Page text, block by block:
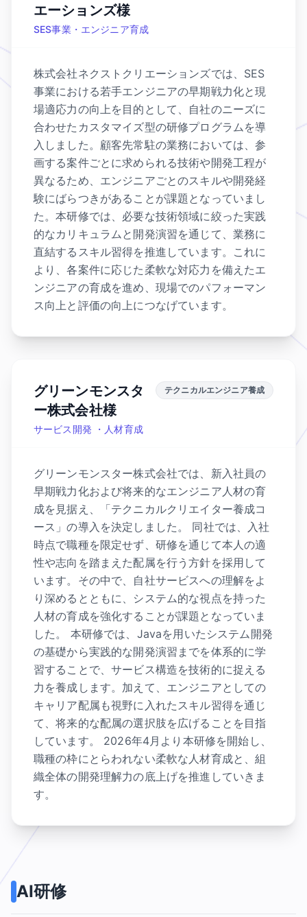
エーションズ様
SES事業・エンジニア育成
株式会社ネクストクリエーションズでは、SES
事業における若手エンジニアの早期戦力化と現
場適応力の向上を目的として、自社のニーズに
合わせたカスタマイズ型の研修プログラムを導
入しました。顧客先常駐の業務においては、参
画する案件ごとに求められる技術や開発工程が
異なるため、エンジニアごとのスキルや開発経
験にばらつきがあることが課題となっていまし
た。本研修では、必要な技術領域に絞った実践
的なカリキュラムと開発演習を通じて、業務に
直結するスキル習得を推進しています。これに
より、各案件に応じた柔軟な対応力を備えたエ
ンジニアの育成を進め、現場でのパフォーマン
ス向上と評価の向上につなげています。
グリーンモンスタ
ー株式会社様
サービス開発 ・人材育成
テクニカルエンジニア養成
グリーンモンスター株式会社では、新入社員の
早期戦力化および将来的なエンジニア人材の育
成を見据え、「テクニカルクリエイター養成コ
ース」の導入を決定しました。 同社では、入社
時点で職種を限定せず、研修を通じて本人の適
性や志向を踏まえた配属を行う方針を採用して
います。その中で、自社サービスへの理解をよ
り深めるとともに、システム的な視点を持った
人材の育成を強化することが課題となっていま
した。 本研修では、Javaを用いたシステム開発
の基礎から実践的な開発演習までを体系的に学
習することで、サービス構造を技術的に捉える
力を養成します。加えて、エンジニアとしての
キャリア配属も視野に入れたスキル習得を通じ
て、将来的な配属の選択肢を広げることを目指
しています。 2026年4月より本研修を開始し、
職種の枠にとらわれない柔軟な人材育成と、組
織全体の開発理解力の底上げを推進していきま
す。
AI研修